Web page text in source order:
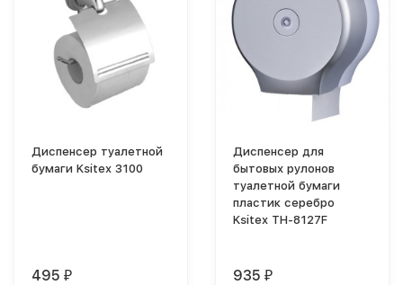
Диспенсер туалетной
бумаги Ksitex 3100
495 ₽
Диспенсер для
бытовых рулонов
туалетной бумаги
пластик серебро
Ksitex TH-8127F
935 ₽